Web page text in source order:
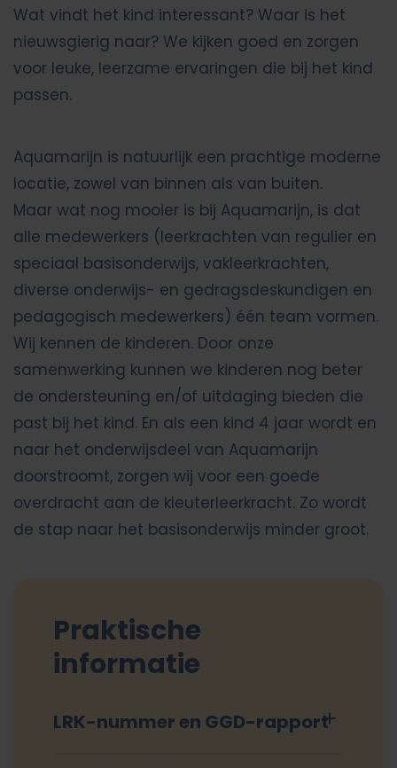
Wat vindt het kind interessant? Waar is het
nieuwsgierig naar? We kijken goed en zorgen
voor leuke, leerzame ervaringen die bij het kind
passen.
Aquamarijn is natuurlijk een prachtige moderne
locatie, zowel van binnen als van buiten.
Maar wat nog mooier is bij Aquamarijn, is dat
alle medewerkers (leerkrachten van regulier en
speciaal basisonderwijs, vakleerkrachten,
diverse onderwijs- en gedragsdeskundigen en
pedagogisch medewerkers) één team vormen.
Wij kennen de kinderen. Door onze
samenwerking kunnen we kinderen nog beter
de ondersteuning en/of uitdaging bieden die
past bij het kind. En als een kind 4 jaar wordt en
naar het onderwijsdeel van Aquamarijn
doorstroomt, zorgen wij voor een goede
overdracht aan de kleuterleerkracht. Zo wordt
de stap naar het basisonderwijs minder groot.
Praktische
informatie
LRK-nummer en GGD-rapport